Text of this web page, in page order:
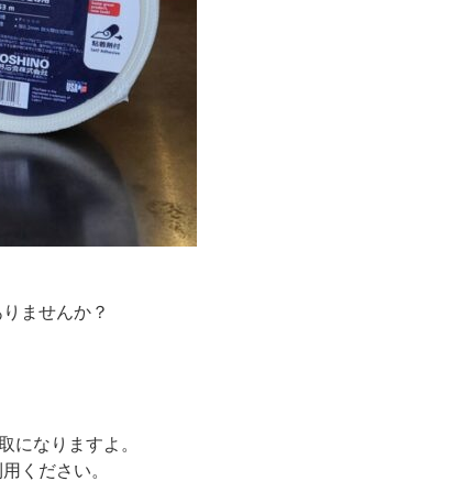
ませんか？
になりますよ。
ください。